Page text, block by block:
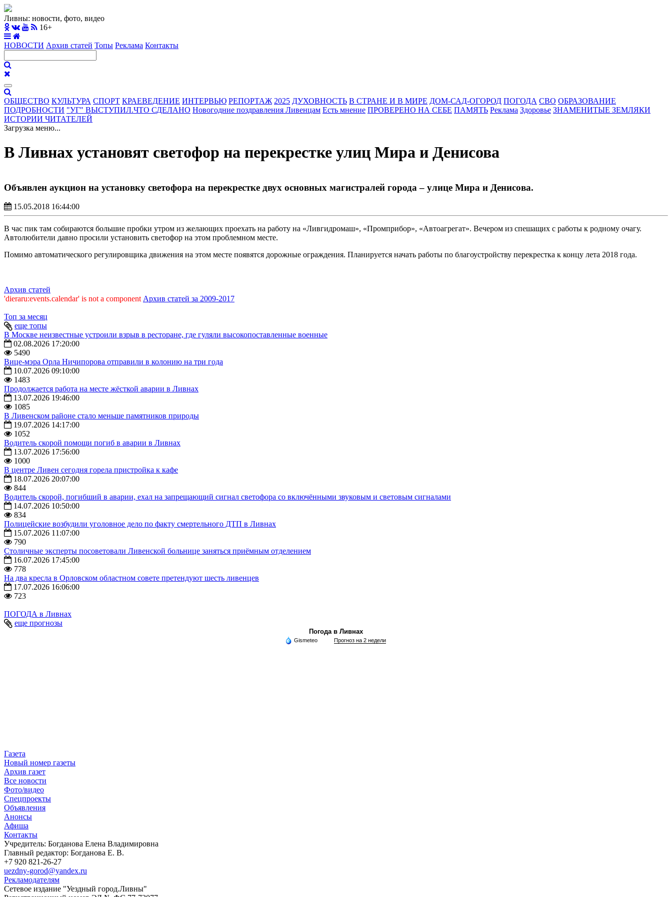
Ливны: новости, фото, видео
16+
НОВОСТИ Архив статей Топы Реклама Контакты
ОБЩЕСТВО КУЛЬТУРА СПОРТ КРАЕВЕДЕНИЕ ИНТЕРВЬЮ РЕПОРТАЖ 2025 ДУХОВНОСТЬ В СТРАНЕ И В МИРЕ ДОМ-САД-ОГОРОД ПОГОДА СВО ОБРАЗОВАНИЕ
ПОДРОБНОСТИ "УГ" ВЫСТУПИЛ.ЧТО СДЕЛАНО Новогодние поздравления Ливенцам Есть мнение ПРОВЕРЕНО НА СЕБЕ ПАМЯТЬ Реклама Здоровье ЗНАМЕНИТЫЕ ЗЕМЛЯКИ
ИСТОРИИ ЧИТАТЕЛЕЙ
Загрузка меню...
В Ливнах установят светофор на перекрестке улиц Мира и Денисова
Объявлен аукцион на установку светофора на перекрестке двух основных магистралей города – улице Мира и Денисова.
15.05.2018 16:44:00
В час пик там собираются большие пробки утром из желающих проехать на работу на «Ливгидромаш», «Промприбор», «Автоагрегат». Вечером из спешащих с работы к родному очагу.
Автолюбители давно просили установить светофор на этом проблемном месте.
Помимо автоматического регулировщика движения на этом месте появятся дорожные ограждения. Планируется начать работы по благоустройству перекрестка к концу лета 2018 года.
Архив статей
'dieraru:events.calendar' is not a component Архив статей за 2009-2017
Топ за месяц
еще топы
В Москве неизвестные устроили взрыв в ресторане, где гуляли высокопоставленные военные
02.08.2026 17:20:00
5490
Вице-мэра Орла Ничипорова отправили в колонию на три года
10.07.2026 09:10:00
1483
Продолжается работа на месте жёсткой аварии в Ливнах
13.07.2026 19:46:00
1085
В Ливенском районе стало меньше памятников природы
19.07.2026 14:17:00
1052
Водитель скорой помощи погиб в аварии в Ливнах
13.07.2026 17:56:00
1000
В центре Ливен сегодня горела пристройка к кафе
18.07.2026 20:07:00
844
Водитель скорой, погибший в аварии, ехал на запрещающий сигнал светофора со включёнными звуковым и световым сигналами
14.07.2026 10:50:00
834
Полицейские возбудили уголовное дело по факту смертельного ДТП в Ливнах
15.07.2026 11:07:00
790
Столичные эксперты посоветовали Ливенской больнице заняться приёмным отделением
16.07.2026 17:45:00
778
На два кресла в Орловском областном совете претендуют шесть ливенцев
17.07.2026 16:06:00
723
ПОГОДА в Ливнах
еще прогнозы
Погода в Ливнах
Gismeteo Прогноз на 2 недели
Газета
Новый номер газеты
Архив газет
Все новости
Фото/видео
Спецпроекты
Объявления
Анонсы
Афиша
Контакты
Учредитель: Богданова Елена Владимировна
Главный редактор: Богданова Е. В.
+7 920 821-26-27
uezdny-gorod@yandex.ru
Рекламодателям
Сетевое издание "Уездный город.Ливны"